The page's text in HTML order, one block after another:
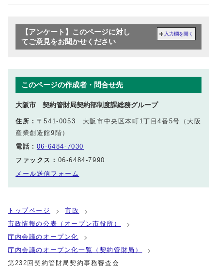
【アンケート】このページに対し
てご意見をお聞かせください
入力欄を開く
このページの作成者・問合せ先
大阪市 契約管財局契約部制度課総務グループ
住所： 〒541-0053 大阪市中央区本町1丁目4番5号（大阪
産業創造館9階）
電話： 06-6484-7030
ファックス： 06-6484-7990
メール送信フォーム
トップページ
市政
市政情報の公表（オープン市役所）
庁内会議のオープン化
庁内会議のオープン化一覧（契約管財局）
第232回契約管財局契約事務審査会